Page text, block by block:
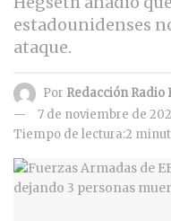
estadounidenses
ataque.
Por Redacción Radio
7 de noviembre de
Tiempo de lectura:2